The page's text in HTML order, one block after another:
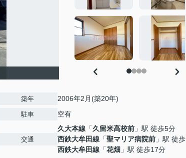
築年 2006年2月(築20年)
駐車 空有
交通
久大本線 「久留米高校前 」駅 徒歩5分
西鉄大牟田線 「聖マリア病院前 」駅 徒
西鉄大牟田線 「花畑 」駅 徒歩17分